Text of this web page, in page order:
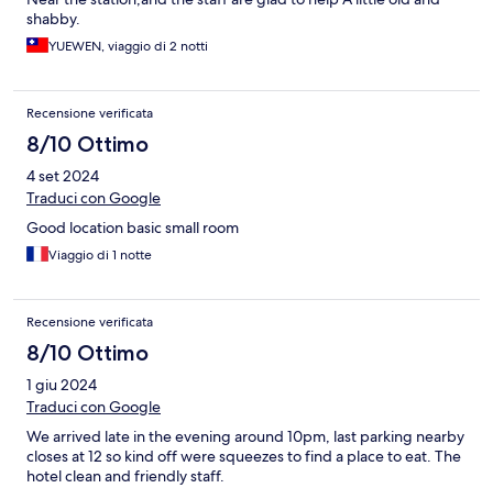
shabby.
YUEWEN, viaggio di 2 notti
Recensione verificata
8/10 Ottimo
4 set 2024
Traduci con Google
Good location basic small room
Viaggio di 1 notte
Recensione verificata
8/10 Ottimo
1 giu 2024
Traduci con Google
We arrived late in the evening around 10pm, last parking nearby
closes at 12 so kind off were squeezes to find a place to eat. The
hotel clean and friendly staff.